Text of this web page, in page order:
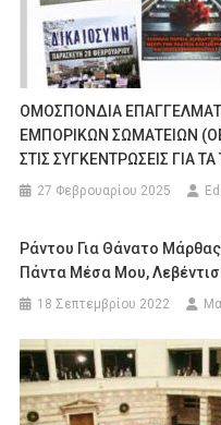
ΟΜΟΣΠΟΝΔΙΑ
ΕΜΠΟΡΙΚΩΝ ΣΩΜΑΤΕΙΩΝ
ΣΤΙΣ ΣΥΓΚΕΝΤΡΩΣΕΙΣ ΓΙΑ
27 Φεβρουαρίου 2025
Ράντου Για Θάνατο
Πάντα Μέσα Μου,
18 Σεπτεμβρίου 2022